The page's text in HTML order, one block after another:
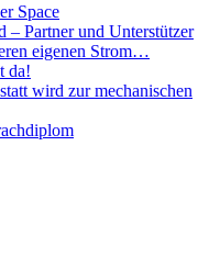
Space
Partner und Unterstützer
eigenen Strom…
da!
wird zur mechanischen